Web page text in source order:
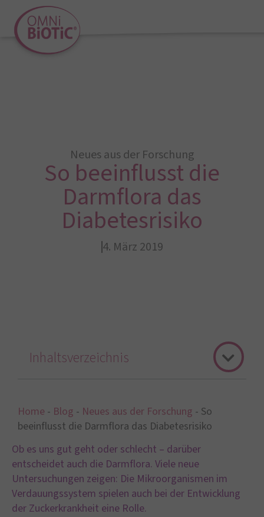
Neues aus der Forschung
So beeinflusst die
Darmflora das
Diabetesrisiko
4. März 2019
Home - Blog - Neues aus der Forschung - So
beeinflusst die Darmflora das Diabetesrisiko
Ob es uns gut geht oder schlecht – darüber
entscheidet auch die Darmflora. Viele neue
Untersuchungen zeigen: Die Mikroorganismen im
Verdauungssystem spielen auch bei der Entwicklung
der Zuckerkrankheit eine Rolle.
Inhaltsverzeichnis